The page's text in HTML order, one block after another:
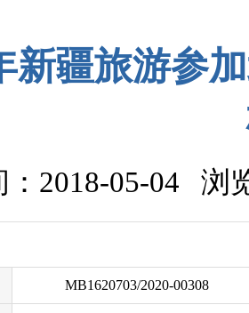
新疆旅游参
：2018-05-04 浏
MB1620703/2020-00308